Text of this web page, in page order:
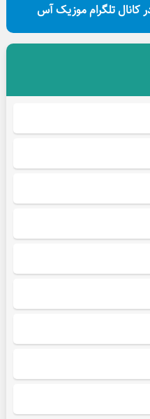
کانال تلگرام موزیک آس